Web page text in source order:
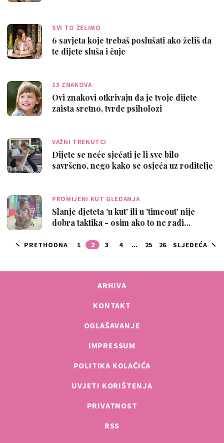
SVI TO ŽELIMO
6 savjeta koje trebaš poslušati ako želiš da
te dijete sluša i čuje
13 ZNAKOVA
Ovi znakovi otkrivaju da je tvoje dijete
zaista sretno, tvrde psiholozi
VAŽNI TRENUTCI
Dijete se neće sjećati je li sve bilo
savršeno, nego kako se osjeća uz roditelje
PROMIJENI KUT GLEDANJA
Slanje djeteta 'u kut' ili u 'timeout' nije
dobra taktika - osim ako to ne radi…
PRETHODNA 1 2 3 4 ... 25 26 SLJEDEĆA
ARHIVA
KONTAKT
OGLAŠAVANJE
IMPRESSUM
POLITIKA KOLAČIĆA
UVJETI KORIŠTENJA
PRIVATNOST
RSS